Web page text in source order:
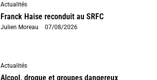
Actualités
Franck Haise reconduit au SRFC
Julien Moreau - 07/08/2026
Actualités
Alcool, drogue et groupes dangereux